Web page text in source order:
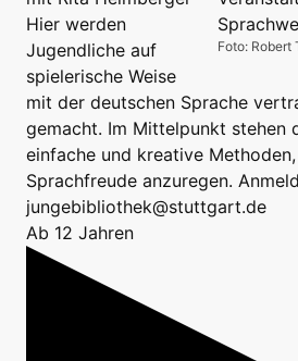
Foto: Robert
Hier werden
Jugendliche auf
spielerische Weise
mit der deutschen Sprache
gemacht. Im Mittelpunkt stehen
einfache und kreative
Sprachfreude anzuregen.
jungebibliothek@stuttgart.de
Ab 12 Jahren